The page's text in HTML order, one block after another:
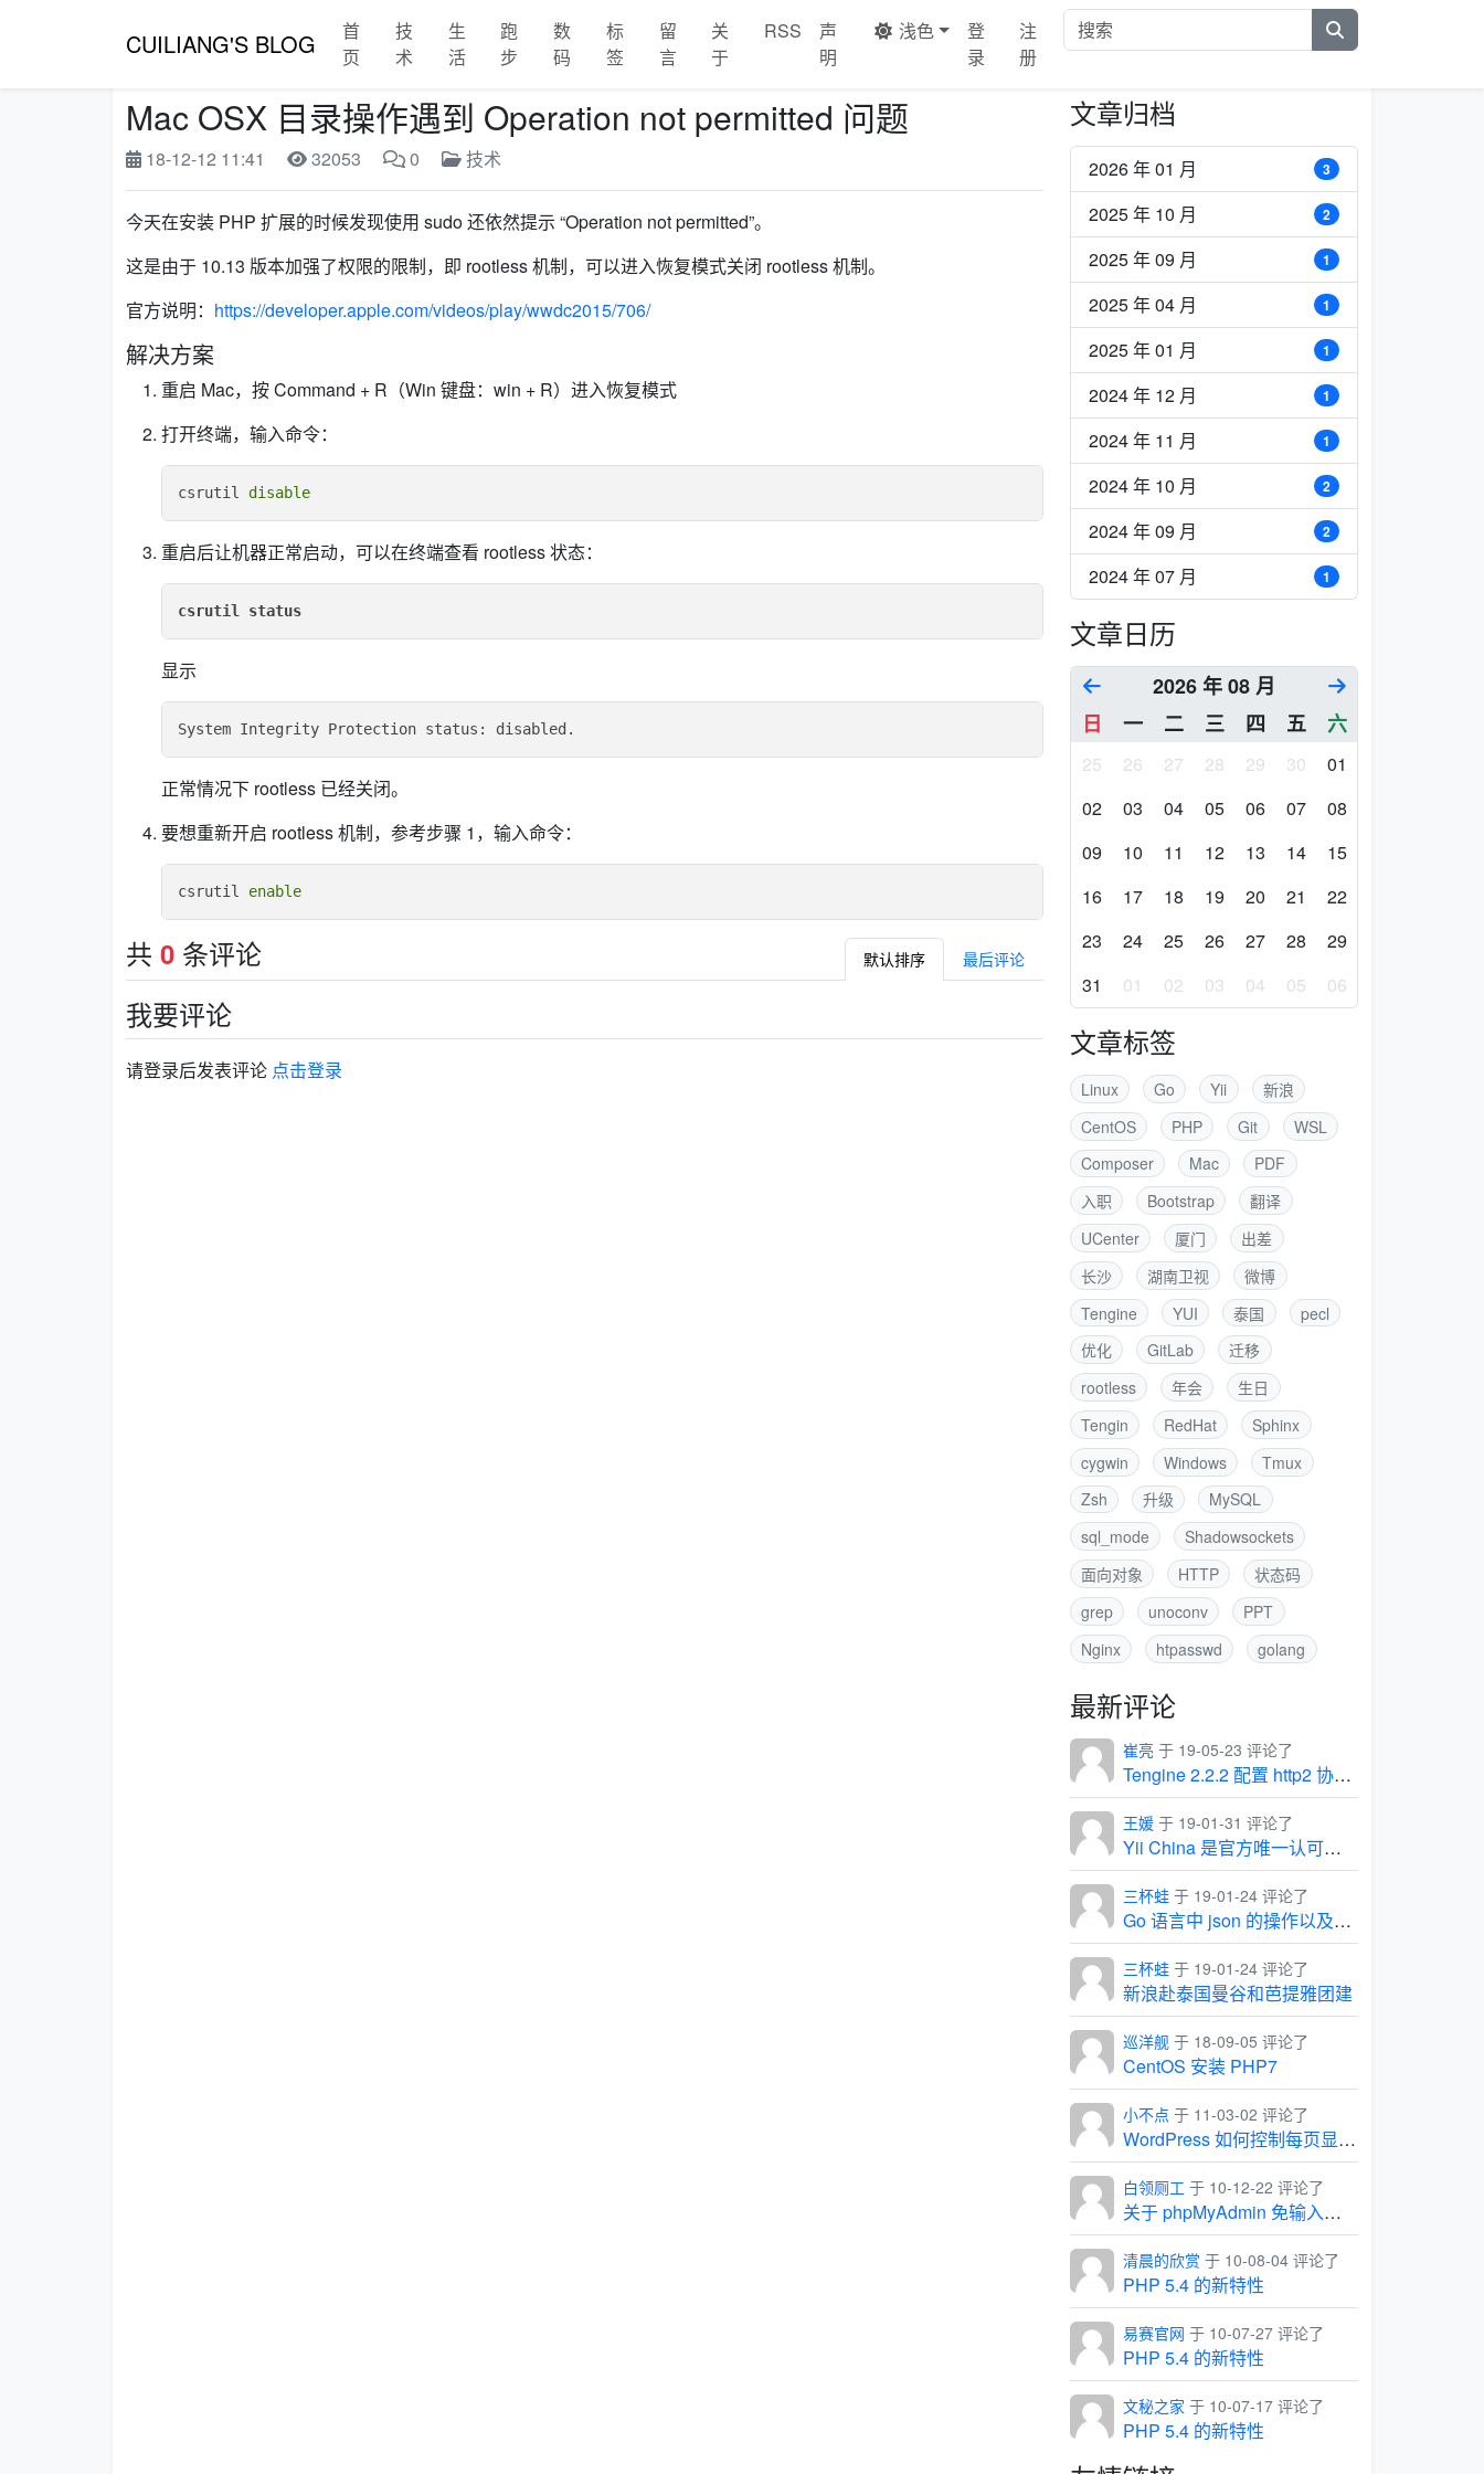
CUILIANG'S BLOG
首
页
技
术
生
活
跑
步
数
码
标
签
留
言
关
于
RSS
声
明
浅色
登
录
注
册
Mac OSX 目录操作遇到 Operation not permitted 问题
18-12-12 11:41 32053 0 技术
今天在安装 PHP 扩展的时候发现使用 sudo 还依然提示 “Operation not permitted”。
这是由于 10.13 版本加强了权限的限制，即 rootless 机制，可以进入恢复模式关闭 rootless 机制。
官方说明： https://developer.apple.com/videos/play/wwdc2015/706/
解决方案
重启 Mac，按 Command + R（Win 键盘：win + R）进入恢复模式
打开终端，输入命令：
csrutil disable
重启后让机器正常启动，可以在终端查看 rootless 状态：
csrutil status
显示
正常情况下 rootless 已经关闭。
要想重新开启 rootless 机制，参考步骤 1，输入命令：
csrutil enable
共 0 条评论 默认排序 最后评论
我要评论
请登录后发表评论 点击登录
文章归档
2026 年 01 月 3
2025 年 10 月 2
2025 年 09 月 1
2025 年 04 月 1
2025 年 01 月 1
2024 年 12 月 1
2024 年 11 月 1
2024 年 10 月 2
2024 年 09 月 2
2024 年 07 月 1
文章日历
2026 年 08 月
日
一 二 三 四 五 六
25 26 27 28 29 30
01
02
03 04 05 06 07
08
09
10 11 12 13 14
15
16
17 18 19 20 21
22
23
24 25 26 27 28
29
31
01 02 03 04 05 06
文章标签
Linux Go Yii
新浪
CentOS
PHP Git
WSL
Composer
Mac
PDF
入职
Bootstrap
翻译
UCenter
厦门
出差
长沙
湖南卫视
微博
Tengine
YUI 泰国
pecl
优化
GitLab
迁移
rootless
年会
生日
Tengin
RedHat
Sphinx
cygwin
Windows
Tmux
Zsh
升级
MySQL
sql_mode
Shadowsockets
面向对象
HTTP
状态码
grep
unoconv
PPT
Nginx
htpasswd golang
最新评论
崔亮 于 19-05-23 评论了
Tengine 2.2.2 配置 http2 协议出现的坑
王媛 于 19-01-31 评论了
Yii China 是官方唯一认可的中文社区
三杯蛙 于 19-01-24 评论了
Go 语言中 json 的操作以及常见问题
三杯蛙 于 19-01-24 评论了
新浪赴泰国曼谷和芭提雅团建
巡洋舰 于 18-09-05 评论了
CentOS 安装 PHP7
小不点 于 11-03-02 评论了
WordPress 如何控制每页显示的条数
白领厕工 于 10-12-22 评论了
关于 phpMyAdmin 免输入用户名和密码，直接进入管理界面
清晨的欣赏 于 10-08-04 评论了
PHP 5.4 的新特性
易赛官网 于 10-07-27 评论了
PHP 5.4 的新特性
文秘之家 于 10-07-17 评论了
PHP 5.4 的新特性